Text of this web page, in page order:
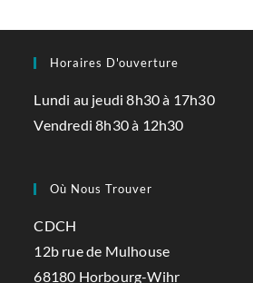
Horaires D'ouverture
Lundi au jeudi 8h30 à 17h30
Vendredi 8h30 à 12h30
Où Nous Trouver
CDCH
12b rue de Mulhouse
68180 Horbourg-Wihr